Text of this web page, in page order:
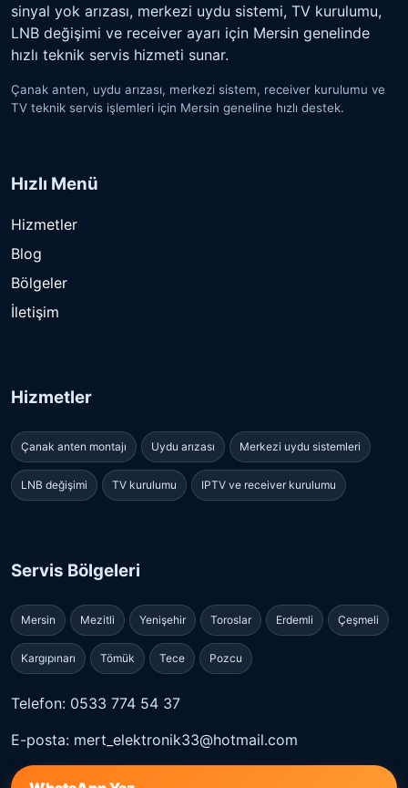
sinyal yok arızası, merkezi uydu sistemi, TV kurulumu,
LNB değişimi ve receiver ayarı için Mersin genelinde
hızlı teknik servis hizmeti sunar.
Çanak anten, uydu arızası, merkezi sistem, receiver kurulumu ve
TV teknik servis işlemleri için Mersin geneline hızlı destek.
Hızlı Menü
Hizmetler
Blog
Bölgeler
İletişim
Hizmetler
Çanak anten montajı Uydu arızası Merkezi uydu sistemleri
LNB değişimi TV kurulumu IPTV ve receiver kurulumu
Servis Bölgeleri
Mersin Mezitli Yenişehir Toroslar Erdemli Çeşmeli
Kargıpınarı Tömük Tece Pozcu
Telefon: 0533 774 54 37
E-posta: mert_elektronik33@hotmail.com